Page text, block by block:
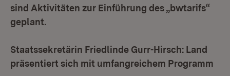
sind Aktivitäten zur Einführung des „bwtarifs“
geplant.
Staatssekretärin Friedlinde Gurr-Hirsch: Land
präsentiert sich mit umfangreichem Programm